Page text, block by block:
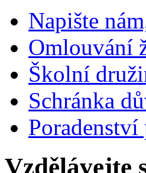
Napište
Omlouvání
Školní
Schránka
Vzdělávejte